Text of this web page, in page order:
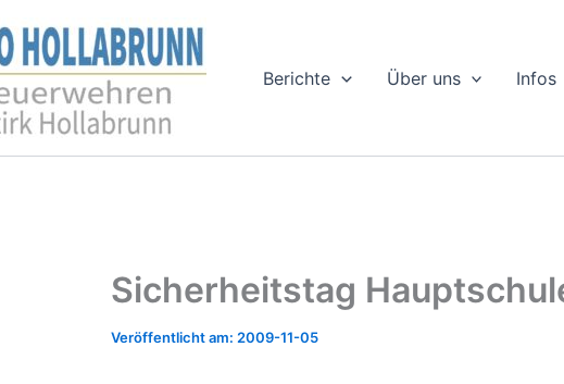
Berichte Über uns Infos
Sicherheitstag
2009-11-05